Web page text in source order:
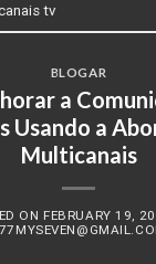
tv
BLOGAR
a
Usando a
Multicanais
ON FEBRUARY 19,